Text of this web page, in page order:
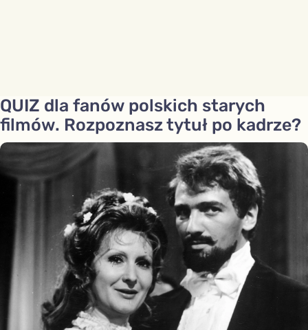
QUIZ dla fanów polskich starych
filmów. Rozpoznasz tytuł po kadrze?